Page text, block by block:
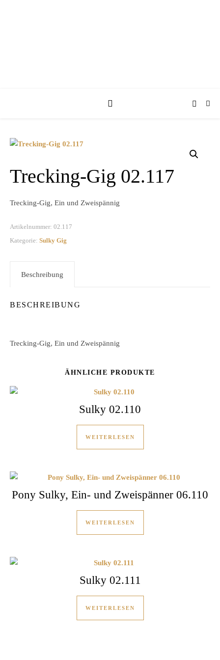
Trecking-Gig 02.117
Trecking-Gig, Ein und Zweispännig
Artikelnummer: 02.117
Kategorie: Sulky Gig
Beschreibung
BESCHREIBUNG
Trecking-Gig, Ein und Zweispännig
ÄHNLICHE PRODUKTE
Sulky 02.110
WEITERLESEN
Pony Sulky, Ein- und Zweispänner 06.110
WEITERLESEN
Sulky 02.111
WEITERLESEN